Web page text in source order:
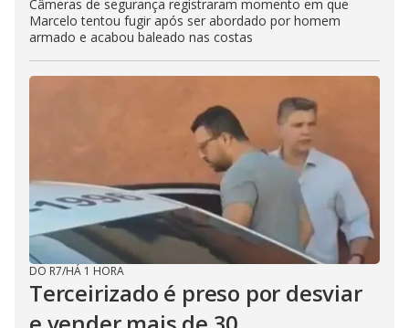
Câmeras de segurança registraram momento em que
Marcelo tentou fugir após ser abordado por homem
armado e acabou baleado nas costas
DO R7/HÁ 1 HORA
Terceirizado é preso por desviar